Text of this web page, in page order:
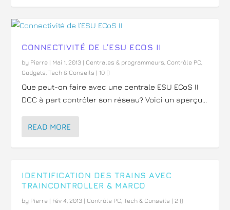
CONNECTIVITÉ DE L’ESU ECOS II
by Pierre | Mai 1, 2013 | Centrales & programmeurs, Contrôle PC,
Gadgets,Tech & Conseils | 10
Que peut-on faire avec une centrale ESU ECoS II
DCC à part contrôler son réseau? Voici un aperçu...
READ MORE
IDENTIFICATION DES TRAINS AVEC
TRAINCONTROLLER & MARCO
by Pierre | Fév 4, 2013 | Contrôle PC,Tech & Conseils |2